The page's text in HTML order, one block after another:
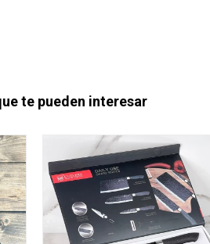
te pueden interesar